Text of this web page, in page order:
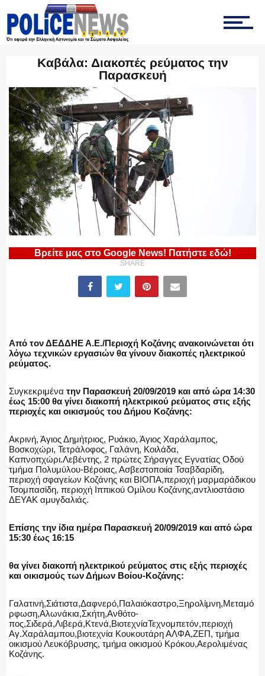
ΤΡΟΧΑΙΑ
ΟΜΑΔΑ “Ζ”
ΕΚΑΜ
ΥΑΤ/ΥΜΕΤ
ΕΝΟΠΛΕΣ ΔΥΝΑΜΕΙΣ
ΑΣΤΥΝΟΜΙΚΟ ΡΕΠΟΡΤΑΖ
Καβάλα: Διακοπές ρεύματος την
Παρασκευή
Βρείτε μας στο Google News! Πατήστε εδώ!
SHARE
Από τον ΔΕΔΔΗΕ Α.Ε./Περιοχή Κοζάνης ανακοινώνεται ότι
λόγω τεχνικών εργασιών θα γίνουν διακοπές ηλεκτρικού
ρεύματος.
Συγκεκριμένα την Παρασκευή 20/09/2019 και από ώρα 14:30
έως 15:00 θα γίνει διακοπή ηλεκτρικού ρεύματος στις εξής
περιοχές και οικισμούς του Δήμου Κοζάνης:
Ακρινή, Άγιος Δημήτριος, Ρυάκιο, Άγιος Χαράλαμπος,
Βοσκοχώρι, Τετράλοφος, Γαλάνη, Κοιλάδα,
Καπνοπχώρι.Λεβέντης, 2 πρώτες Σήραγγες Εγνατίας Οδού
τμήμα Πολυμύλου-Βέροιας, Ασβεστοποιία Τσαβδαρίδη,
περιοχή σφαγείων Κοζάνης και ΒΙΟΠΑ,περιοχή μαρμαράδικου
Τσομπασίδη, περιοχή Ιππικού Ομίλου Κοζάνης,αντλιοστάσιο
ΔΕΥΑΚ αμυγδαλιάς.
Επίσης την ίδια ημέρα Παρασκευή 20/09/2019 και από ώρα
15:30 έως 16:15
θα γίνει διακοπή ηλεκτρικού ρεύματος στις εξής περιοχές
και οικισμούς των Δήμων Βοίου-Κοζάνης:
Γαλατινή,Σιάτιστα,Δαφνερό,Παλαιόκαστρο,Ξηρολίμνη,Μεταμό
ρφωση,Αλωνάκια,Σκήτη,Ανθότο-
πος,Σιδερά,Λιβερά,Κτενά,ΒιοτεχνίαΤεχνομπετόν,περιοχή
Αγ.Χαράλαμπου,βιοτεχνία Κουκουτάρη ΑΛΦΑ,ΖΕΠ, τμήμα
οικισμού Λευκόβρυσης, τμήμα οικισμού Κρόκου,Αερολιμένας
Κοζάνης.